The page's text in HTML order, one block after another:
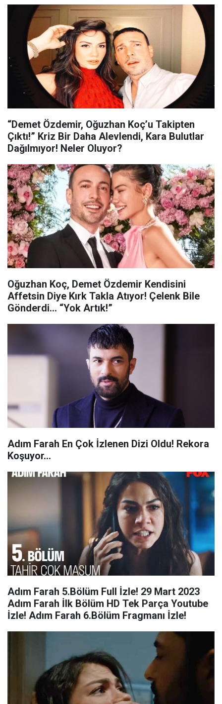
“Demet Özdemir, Oğuzhan Koç’u Takipten
Çıktı!” Kriz Bir Daha Alevlendi, Kara Bulutlar
Dağılmıyor! Neler Oluyor?
Oğuzhan Koç, Demet Özdemir Kendisini
Affetsin Diye Kırk Takla Atıyor! Çelenk Bile
Gönderdi… “Yok Artık!”
Adım Farah En Çok İzlenen Dizi Oldu! Rekora
Koşuyor...
Adım Farah 5.Bölüm Full İzle! 29 Mart 2023
Adım Farah İlk Bölüm HD Tek Parça Youtube
İzle! Adım Farah 6.Bölüm Fragmanı İzle!